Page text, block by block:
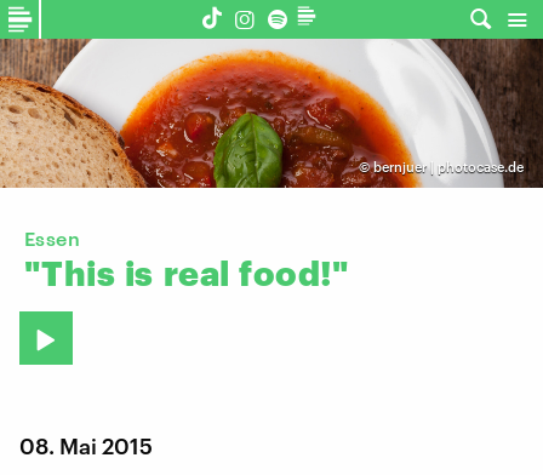
©bernjuer | photocase.de
Essen
"This is real food!"
08. Mai 2015